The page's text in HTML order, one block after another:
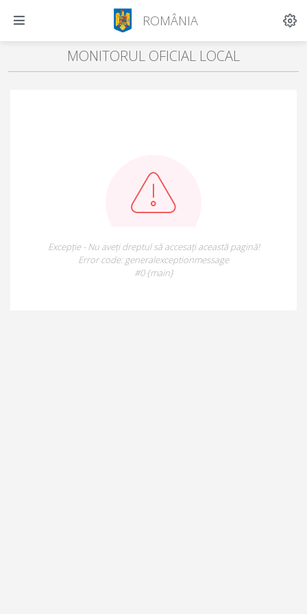
ROMÂNIA
MONITORUL OFICIAL LOCAL
Excepție - Nu aveți dreptul să accesați această pagină!
Error code: generalexceptionmessage
#0 {main}